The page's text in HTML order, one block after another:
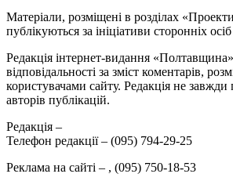
Матеріали, розміщені в розділах
публікуються за ініціативи сторонніх
Редакція інтернет-видання
відповідальності за зміст коментарів,
користувачами сайту. Редакція не завжди
авторів публікацій.
Редакція –
Телефон редакції – (095) 794-29-25
Реклама на сайті – , (095) 750-18-53